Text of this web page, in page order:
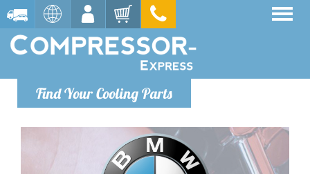
Find Your Cooling Parts